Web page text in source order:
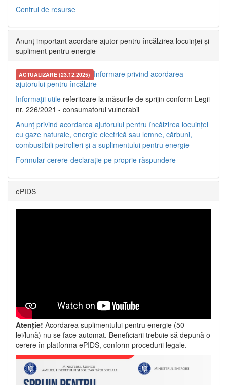
Centrul de resurse
Anunț important acordare ajutor pentru încălzirea locuinței și
supliment pentru energie
ACTUALIZARE (23.12.2025) Informare privind acordarea
ajutorului pentru încălzire
Informații utile referitoare la măsurile de sprijin conform Legii
nr. 226/2021 - consumatorul vulnerabil
Anunț privind acordarea ajutorului pentru încălzirea locuinței
cu gaze naturale, energie electrică sau lemne, cărbuni,
combustibili petrolieri și a suplimentului pentru energie
Formular cerere-declarație pe proprie răspundere
ePIDS
Atenție! Acordarea suplimentului pentru energie (50
lei/lună) nu se face automat. Beneficiarii trebuie să depună o
cerere în platforma ePIDS, conform procedurii legale.